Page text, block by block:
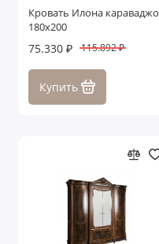
Замира
Лейла
Лорена
Кровать Илона караваджо
180х200
75.330 ₽ 115.892 ₽
Купить